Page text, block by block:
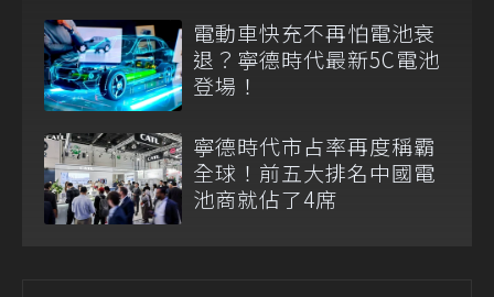
電動車快充不再怕電池衰
退？寧德時代最新5C電池
登場！
寧德時代市占率再度稱霸
全球！前五大排名中國電
池商就佔了4席